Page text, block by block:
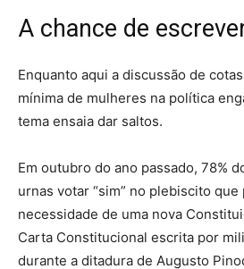
A chance de
Enquanto aqui a discussão de
mínima de mulheres na política
tema ensaia dar saltos.
Em outubro do ano passado, 78%
urnas votar “sim” no plebiscito
necessidade de uma nova
Carta Constitucional escrita por
durante a ditadura de Augusto